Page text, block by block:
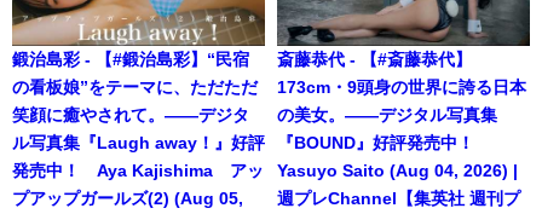
鍛治島彩 - 【#鍛治島彩】“民宿
の看板娘”をテーマに、ただただ
笑顔に癒やされて。――デジタ
ル写真集『Laugh away！』好評
発売中！ Aya Kajishima アッ
プアップガールズ(2) (Aug 05,
斎藤恭代 - 【#斎藤恭代】
173cm・9頭身の世界に誇る日本
の美女。――デジタル写真集
『BOUND』好評発売中！
Yasuyo Saito (Aug 04, 2026) |
週プレChannel【集英社 週刊プ